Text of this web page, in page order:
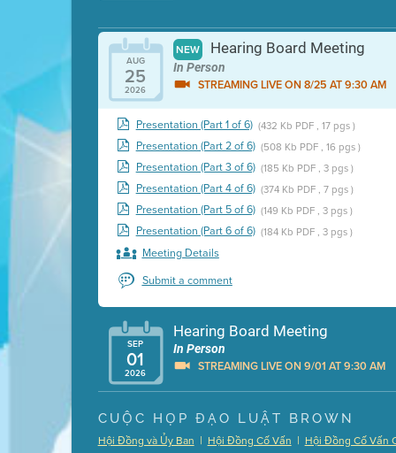
AUG
25
2026
NEW Hearing Board Meeting
In Person
STREAMING LIVE ON 8/25 AT 9:30 AM
Presentation (Part 1 of 6) (432 Kb PDF , 17 pgs )
Presentation (Part 2 of 6) (508 Kb PDF , 16 pgs )
Presentation (Part 3 of 6) (185 Kb PDF , 3 pgs )
Presentation (Part 4 of 6) (374 Kb PDF , 7 pgs )
Presentation (Part 5 of 6) (149 Kb PDF , 3 pgs )
Presentation (Part 6 of 6) (184 Kb PDF , 3 pgs )
Meeting Details
Submit a comment
SEP
01
2026
Hearing Board Meeting
In Person
STREAMING LIVE ON 9/01 AT 9:30 AM
Presentation (Part 1 of 3) (5 Mb PDF , 87 pgs )
Presentation (Part 2 of 3) (121 Kb PDF , 2 pgs )
CUỘC HỌP ĐẠO LUẬT BROWN
Hội Đồng và Ủy Ban | Hội Đồng Cố Vấn | Hội Đồng Cố Vấn